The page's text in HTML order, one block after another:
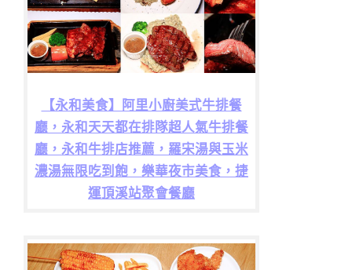
【永和美食】阿里小廚美式牛排餐
廳，永和天天都在排隊超人氣牛排餐
廳，永和牛排店推薦，羅宋湯與玉米
濃湯無限吃到飽，樂華夜市美食，捷
運頂溪站聚會餐廳